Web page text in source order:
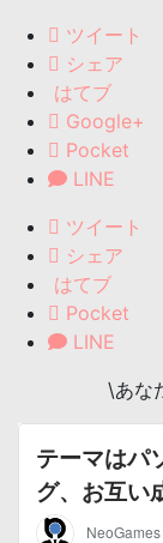
ツイート
シェア
はてブ
Google+
Pocket
LINE
ツイート
シェア
はてブ
Pocket
LINE
\あな